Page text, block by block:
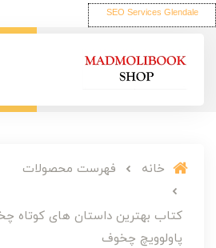
SEO Services Glendale
خانه فهرست محصولات
کتاب بهترین داستان های کوتاه
پاولوویچ چخوف